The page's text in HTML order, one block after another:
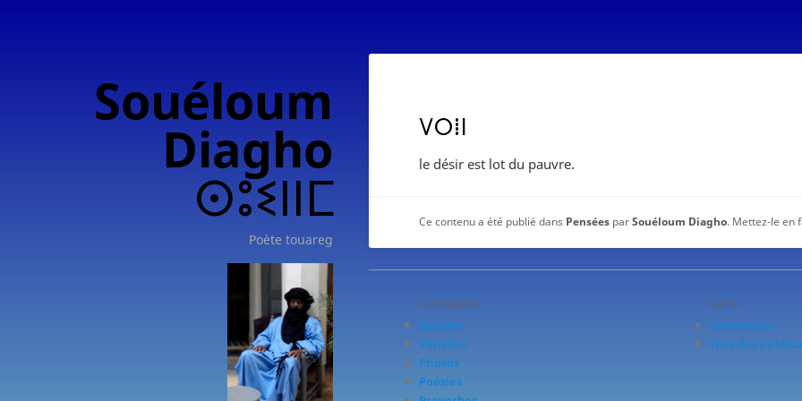
Souéloum
Diagho
ⵙⵓⵉⵏⵏⵎ
Poète touareg
ⴸⵔⵂⵏ
le désir est lot du pauvre.
Ce contenu a été publié dans Pensées parSouéloum Diagho. Mettez-le en
CATÉGORIES
Keltina
Pensées
Photos
Poésies
MÉTA
Connexion
Flux des